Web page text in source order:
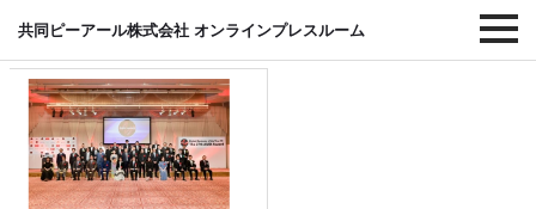
共同ピーアール株式会社 オンラインプレスルーム
#アワード